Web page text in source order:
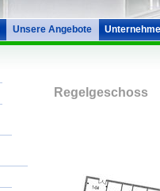
Unsere Angebote
Regelgeschoss